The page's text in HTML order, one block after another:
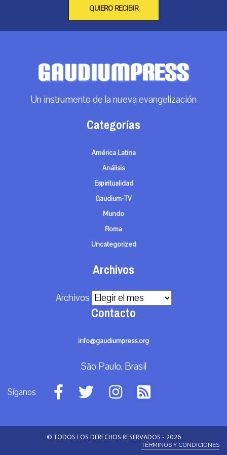
QUIERO RECIBIR
Un instrumento de la nueva evangelización
Categorías
América Latina
Análisis
Espiritualidad
Gaudium-TV
Mundo
Roma
Uncategorized
Archivos
Archivos
Contacto
info@gaudiumpress.org
São Paulo, Brasil
Síganos
© TODOS LOS DERECHOS RESERVADOS - 2026
TÉRMINOS Y CONDICIONES